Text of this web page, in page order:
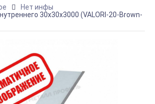
Нет инфы
30х30х3000 (VALORI-20-Brown-